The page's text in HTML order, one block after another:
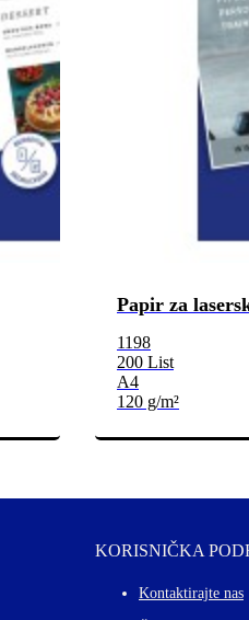
Papir za
1198
200 List
A4
120 g/m²
KORISNIČKA
Kontaktirajte nas